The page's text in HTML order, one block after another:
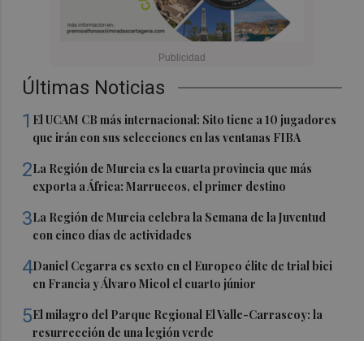
Últimas Noticias
1 El UCAM CB más internacional: Sito tiene a 10 jugadores
que irán con sus selecciones en las ventanas FIBA
2La Región de Murcia es la cuarta provincia que más
exporta a África: Marruecos, el primer destino
3La Región de Murcia celebra la Semana de la Juventud
con cinco días de actividades
4Daniel Cegarra es sexto en el Europeo élite de trial bici
en Francia y Álvaro Micol el cuarto júnior
5El milagro del Parque Regional El Valle-Carrascoy: la
resurrección de una legión verde